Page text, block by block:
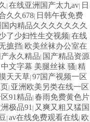
| 在线亚洲国产太九av| 日
久久678| 日韩午夜免费
国内精品久久久久久久久
了少妇性生交视频| 在线
摭挡| 欧美丝袜办公室在
永久精品| 国产精品资源
中文字幕 美腿丝袜 骚| 精
天天草| 97国产视频一区
| 亚洲欧美另类在线一区
91精品| 春雨免费黄色片
极品91 | 又爽又粗又猛国
| av在线免费观看在线| 欧